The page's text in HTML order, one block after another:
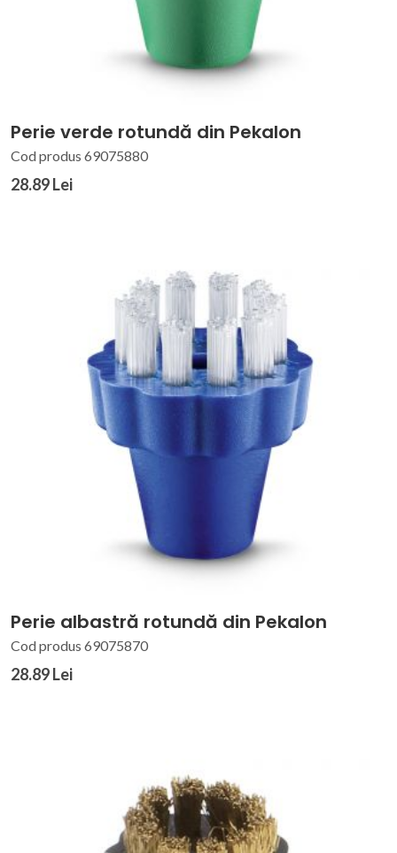
Perie verde rotundă din Pekalon
Cod produs 69075880
28.89 Lei
Perie albastră rotundă din Pekalon
Cod produs 69075870
28.89 Lei